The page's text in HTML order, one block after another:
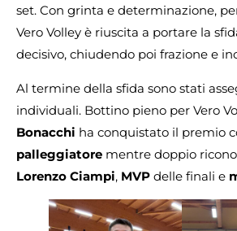
set. Con grinta e determinazione,
Vero Volley è riuscita a portare la
decisivo, chiudendo poi frazione e
Al termine della sfida sono stati
individuali. Bottino pieno per Vero
Bonacchi ha conquistato il premio
palleggiatore mentre doppio
Lorenzo Ciampi, MVP delle finali e